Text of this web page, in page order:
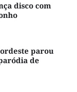
disco com
parou
de